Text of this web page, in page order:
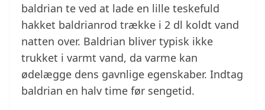
baldrian te ved at lade en lille teskefuld
hakket baldrianrod trække i 2 dl koldt vand
natten over. Baldrian bliver typisk ikke
trukket i varmt vand, da varme kan
ødelægge dens gavnlige egenskaber. Indtag
baldrian en halv time før sengetid.